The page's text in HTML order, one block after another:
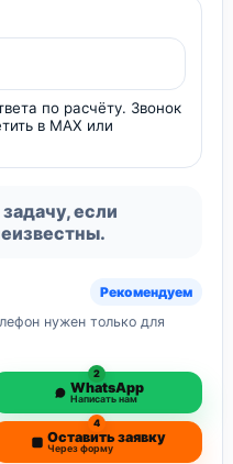
по расчёту. Звонок
в MAX или
если
Рекомендуем
нужен только для
2
WhatsApp
Написать нам
4
Оставить заявку
Через форму